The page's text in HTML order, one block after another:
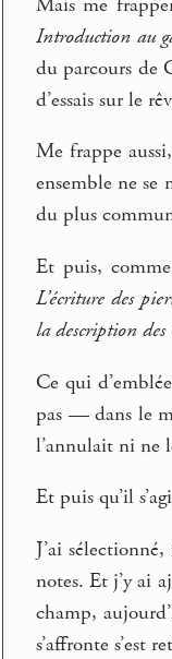
Introduction au
du parcours de
d’essais sur le
Me frappe
ensemble ne se
du plus
Et puis,
L’écriture des
la description
Ce qui
pas — dans le
l’annulait ni ne
Et puis qu’il
J’ai
notes. Et j’y ai
champ,
s’affronte